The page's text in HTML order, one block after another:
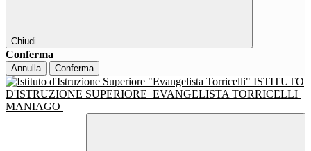
Chiudi
Conferma
Annulla Conferma
ISTITUTO
D'ISTRUZIONE SUPERIORE EVANGELISTA TORRICELLI
MANIAGO